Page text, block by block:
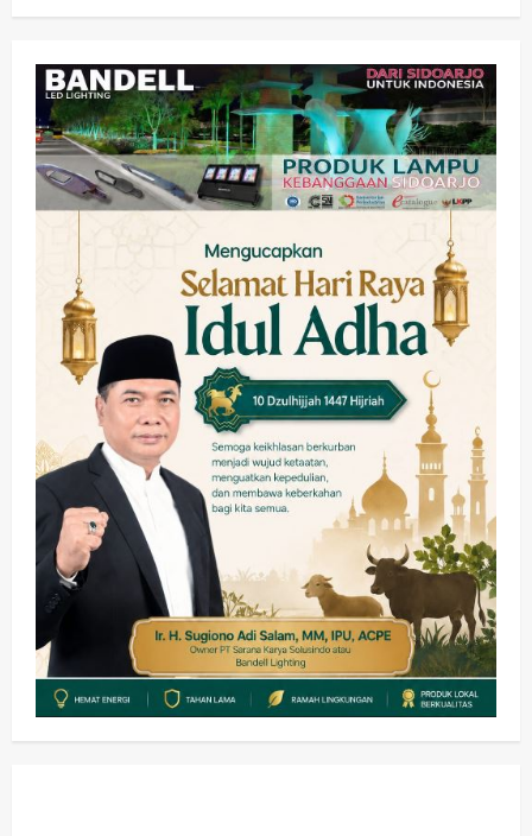
Olahraga
Adu Taktik di Atas Rumput Sintetis:
Memanaskan Mesin Menuju Piala
Soccer
wartanusa 5 Agustus 2026
3
Ekonomi Hiburan Pemerintahan
HOT NEWS: Ribuan Warga Wage
Tumplek Blek di Bazar Rakyat Jalan
Jambu, Borong Kuliner UMKM Sambil
Nonton Jaranan!
wartanusa 4 Agustus 2026
4
Keagamaan Pemerintahan
Pemkab Sidoarjo & Muhammadiyah
Sinergi Permudah Perizinan, Wakaf,
hingga Hibah
wartanusa 4 Agustus 2026
Keagamaan Pemerintahan
Hadir di Pengajian Qurrota A’yun,
Wabup Sidoarjo Minta Doa Jamaah